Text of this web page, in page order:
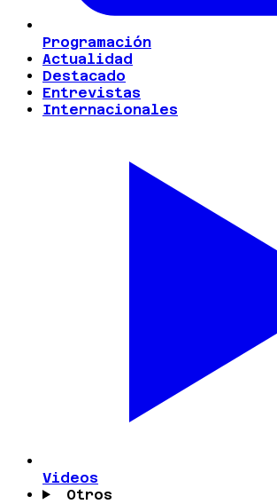
Programación
Actualidad
Destacado
Entrevistas
Internacionales
Videos
Otros